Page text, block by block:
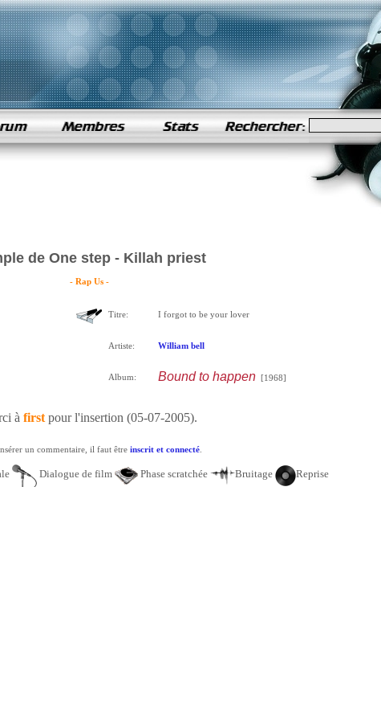
de One step - Killah priest
- Rap Us -
Titre: I forgot to be your lover
Artiste: William bell
Album: Bound to happen[1968]
à first pour l'insertion (05-07-2005).
un commentaire, il faut être inscrit et connecté.
Dialogue de film Phase scratchée Bruitage Reprise